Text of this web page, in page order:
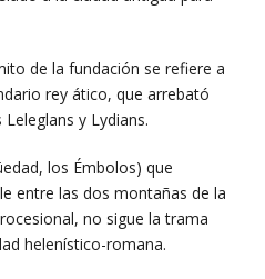
de la fundación se refiere a
rey ático, que arrebató
y Lydians.
los Émbolos) que
entre las dos montañas de la
no sigue la trama
helenístico-romana.